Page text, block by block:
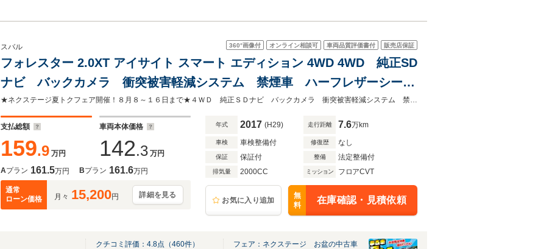
360°画像付 オンライン相談可 車両品質評価書付 販売店保証
スバル
フォレスター 2.0XT アイサイト スマート エディション 4WD 4WD 純正SD
ナビ バックカメラ 衝突被害軽減システム 禁煙車 ハーフレザーシー
ト コーナーセンサー スマートキー LEDヘッド ETC 純正18インチア
ルミ 車線逸脱警報 オートライト
支払総額
159.9 万円
車両本体価格
142.3 万円
Aプラン 161.5万円 Bプラン 161.6万円
通常
ローン価格
月々 15,200円 詳細を見る
年式 2017 (H29) 走行距離 7.6万km
車検 車検整備付 修復歴 なし
保証 保証付 整備 法定整備付
排気量 2000CC ミッション フロアCVT
お気に入り追加
無
料
在庫確認・見積依頼
クチコミ評価： 4.8点（460件）
フェア：ネクステージ お盆の中古車